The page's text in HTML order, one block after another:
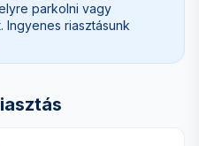
parkolni vagy
riasztásunk